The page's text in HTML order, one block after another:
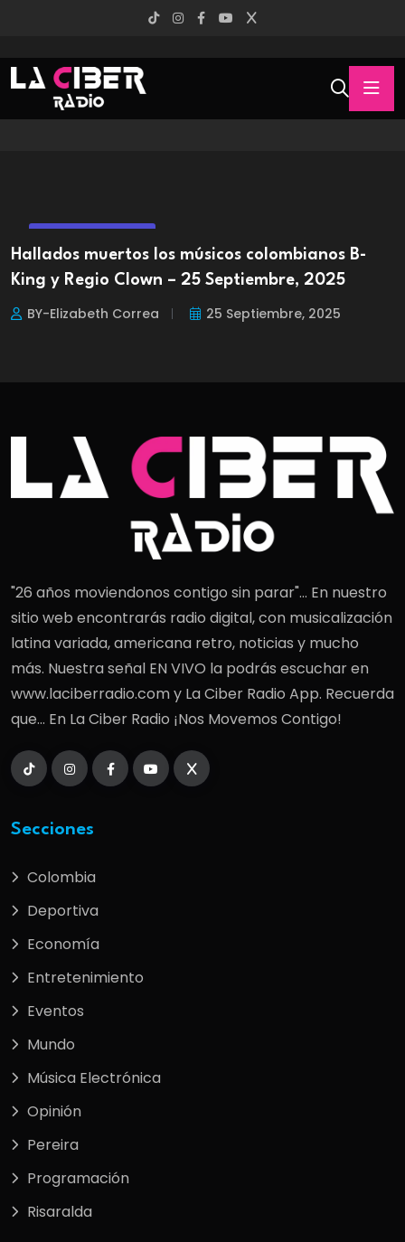
Hallados muertos los músicos colombianos B-
King y Regio Clown – 25 Septiembre, 2025
BY-Elizabeth Correa 25 Septiembre, 2025
"26 años moviendonos contigo sin parar"... En nuestro
sitio web encontrarás radio digital, con musicalización
latina variada, americana retro, noticias y mucho
más. Nuestra señal EN VIVO la podrás escuchar en
www.laciberradio.com y La Ciber Radio App. Recuerda
que... En La Ciber Radio ¡Nos Movemos Contigo!
Secciones
Colombia
Deportiva
Economía
Entretenimiento
Eventos
Mundo
Música Electrónica
Opinión
Pereira
Programación
Risaralda